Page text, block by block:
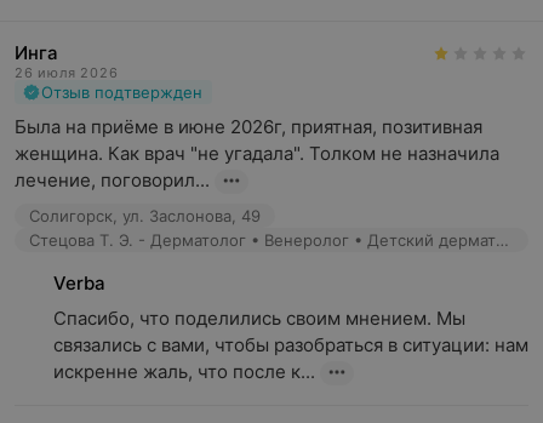
Инга
26 июля 2026
Отзыв подтвержден
Была на приёме в июне 2026г, приятная, позитивная
женщина. Как врач "не угадала". Толком не назначила
лечение, поговорил...
Солигорск, ул. Заслонова, 49
Стецова Т. Э. - Дерматолог • Венеролог • Детский дерматолог
Verba
Спасибо, что поделились своим мнением. Мы
связались с вами, чтобы разобраться в ситуации: нам
искренне жаль, что после к...